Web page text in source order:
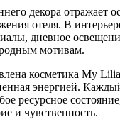
декора отражает
отеля. В
дневное
мотивам.
косметика My
энергией.
ресурсное
и чувственность.